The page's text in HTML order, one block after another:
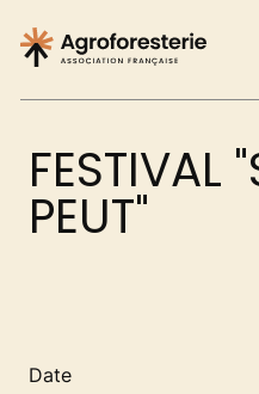
Nos Actualités
QUI SOMMES NOUS ?
NOS ACTIONS
DÉCOUVRIR
FESTIVAL
PEUT"
Date